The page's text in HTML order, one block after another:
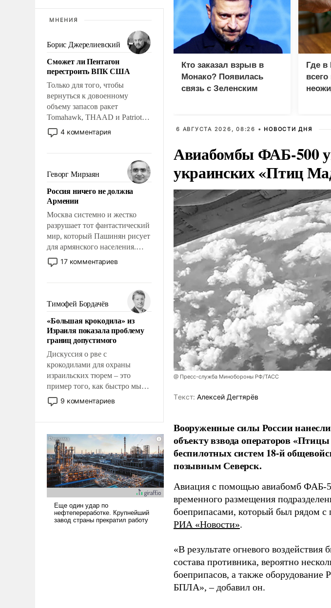
МНЕНИЯ
Борис Джерелиевский
Сможет ли Пентагон
перестроить ВПК США
Только для того, чтобы
вернуться к довоенному
объему запасов ракет
Tomahawk, THAAD и Patriot
США потребуется более трех
лет. Даже небольшая война с
Сложившаяся ситуация
означает многолетний период
уязвимости США, например,
перед Китаем.
4 комментария
Геворг Мирзаян
Россия ничего не должна
Армении
Москва системно и жестко
разрушает тот фантастический
мир, который Пашинян рисует
для армянского населения.
Мир, где политические
прожекты будут безусловно
налогоплательщиков и где
Еревану за свои поступки не
нужно отвечать.
17 комментариев
Тимофей Бордачёв
«Большая крокодила» из
Израиля показала проблему
границ допустимого
Дискуссия о рве с
крокодилами для охраны
израильских тюрем – это
пример того, как быстро мы
двигаемся по пути
революционных изменений.
псевдонаучной фантастики,
стало всерьез обсуждаемой
идеей.
9 комментариев
Кто заказал взрыв в
Монако? Появилась
связь с Зеленским
Где в
6 АВГУСТА 2026, 08:26 • НОВОСТИ ДНЯ
Авиабомбы ФАБ-500
украинских «Птиц
@ Пресс-служба Минобороны РФ/ТАСС
Tекст: Алексей Дегтярёв
Вооруженные силы России
объекту взвода операторов
беспилотных систем 18-й
позывным Северск.
Авиация с помощью авиабомб ФАБ-
временного размещения
боеприпасами, который был рядом с
РИА «Новости».
«В результате огневого
состава противника, вероятно
боеприпасов, а также оборудование
БПЛА», – добавил он.